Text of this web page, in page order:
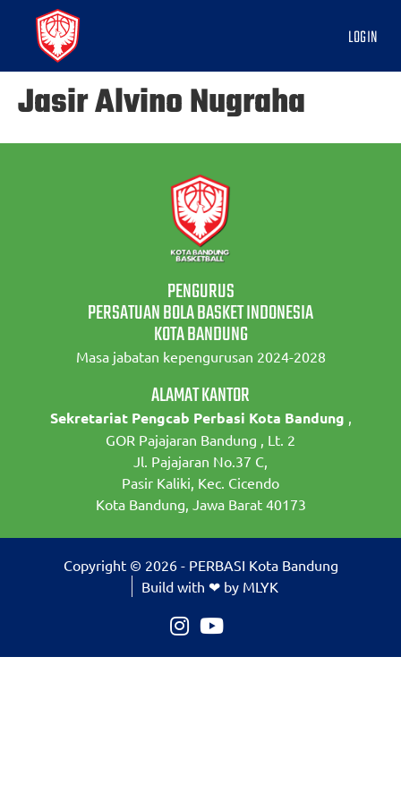
LOGIN
Jasir Alvino Nugraha
PENGURUS
PERSATUAN BOLA BASKET INDONESIA
KOTA BANDUNG
Masa jabatan kepengurusan 2024-2028
ALAMAT KANTOR
Sekretariat Pengcab Perbasi Kota Bandung ,
GOR Pajajaran Bandung , Lt. 2
Jl. Pajajaran No.37 C,
Pasir Kaliki, Kec. Cicendo
Kota Bandung, Jawa Barat 40173
Copyright © 2026 - PERBASI Kota Bandung
Build with ❤ by MLYK